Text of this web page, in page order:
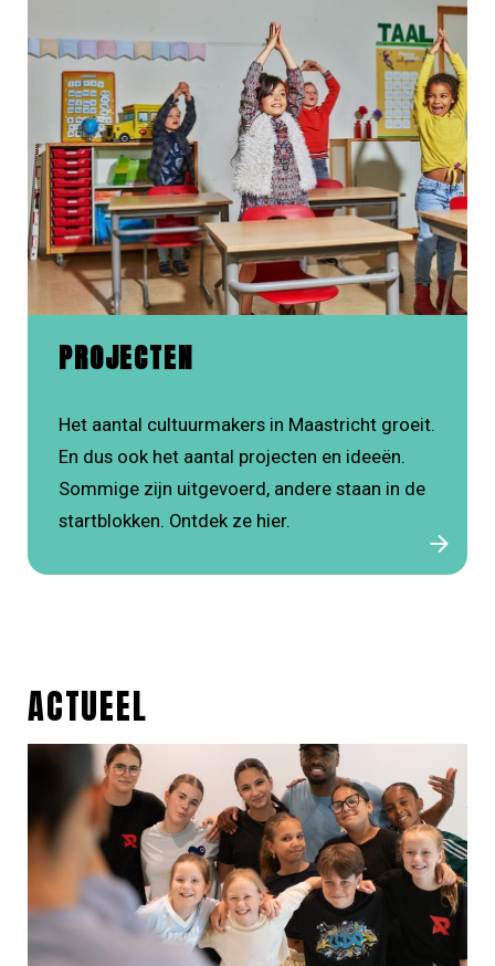
PROJECTEN
Het aantal cultuurmakers in Maastricht groeit.
En dus ook het aantal projecten en ideeën.
Sommige zijn uitgevoerd, andere staan in de
startblokken. Ontdek ze hier.
ACTUEEL